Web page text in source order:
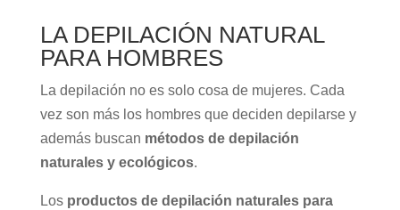
LA DEPILACIÓN NATURAL
PARA HOMBRES
La depilación no es solo cosa de mujeres. Cada
vez son más los hombres que deciden depilarse y
además buscan métodos de depilación
naturales y ecológicos.
Los productos de depilación naturales para